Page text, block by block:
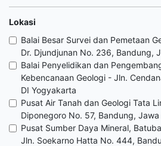
Lokasi
Balai Besar Survei dan Pemetaan
Dr. Djundjunan No. 236, Bandung,
Balai Penyelidikan dan
Kebencanaan Geologi - Jln.
DI Yogyakarta
Pusat Air Tanah dan Geologi Tata
Diponegoro No. 57, Bandung,
Pusat Sumber Daya Mineral,
Jln. Soekarno Hatta No. 444,